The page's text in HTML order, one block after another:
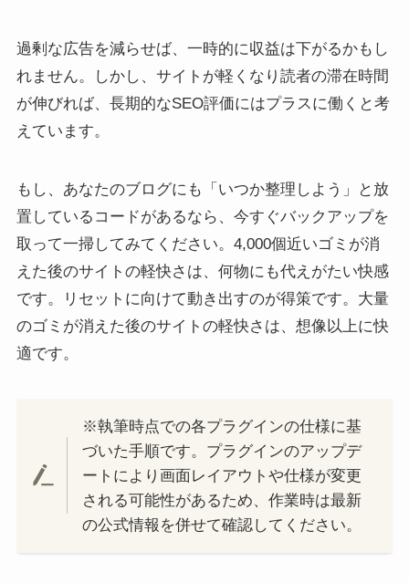
過剰な広告を減らせば、一時的に収益は下がるかもし
れません。しかし、サイトが軽くなり読者の滞在時間
が伸びれば、長期的なSEO評価にはプラスに働くと考
えています。
もし、あなたのブログにも「いつか整理しよう」と放
置しているコードがあるなら、今すぐバックアップを
取って一掃してみてください。4,000個近いゴミが消
えた後のサイトの軽快さは、何物にも代えがたい快感
です。リセットに向けて動き出すのが得策です。大量
のゴミが消えた後のサイトの軽快さは、想像以上に快
適です。
※執筆時点での各プラグインの仕様に基
づいた手順です。プラグインのアップデ
ートにより画面レイアウトや仕様が変更
される可能性があるため、作業時は最新
の公式情報を併せて確認してください。